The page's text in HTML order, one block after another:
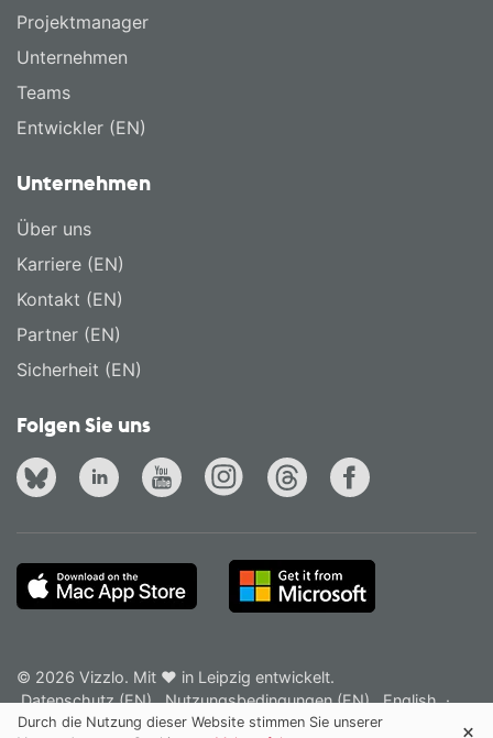
Projektmanager
Unternehmen
Teams
Entwickler (EN)
Unternehmen
Über uns
Karriere (EN)
Kontakt (EN)
Partner (EN)
Sicherheit (EN)
Folgen Sie uns
© 2026 Vizzlo. Mit ❤ in Leipzig entwickelt.
Datenschutz (EN)
Nutzungsbedingungen (EN) English ·
Deutsch
Durch die Nutzung dieser Website stimmen Sie unserer